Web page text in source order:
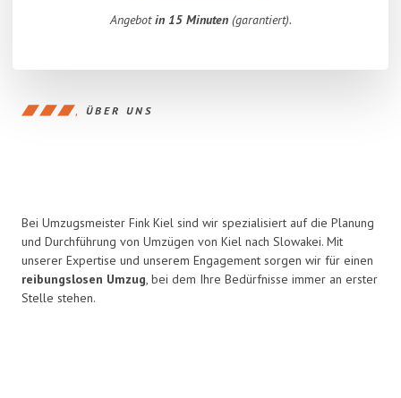
Angebotin 15 Minuten(garantiert).
ÜBER UNS
Bei Umzugsmeister Fink Kiel sind wir spezialisiert auf die Planung
und Durchführung von Umzügen von Kiel nach Slowakei. Mit
unserer Expertise und unserem Engagement sorgen wir für einen
reibungslosen Umzug, bei dem Ihre Bedürfnisse immer an erster
Stelle stehen.